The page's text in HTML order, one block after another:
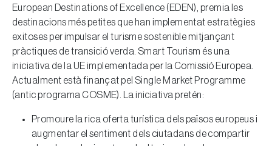
European Destinations of Excellence (EDEN), premia les
destinacions més petites que han implementat estratègies
exitoses per impulsar el turisme sostenible mitjançant
pràctiques de transició verda. Smart Tourism és una
iniciativa de la UE implementada per la Comissió Europea.
Actualment està finançat pel Single Market Programme
(antic programa COSME). La iniciativa pretén:
Promoure la rica oferta turística dels països europeus i
augmentar el sentiment dels ciutadans de compartir